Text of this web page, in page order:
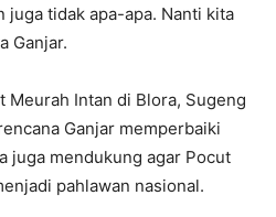
juga tidak apa-apa. Nanti kita
Ganjar.
Meurah Intan di Blora, Sugeng
Ganjar memperbaiki
juga mendukung agar Pocut
pahlawan nasional.